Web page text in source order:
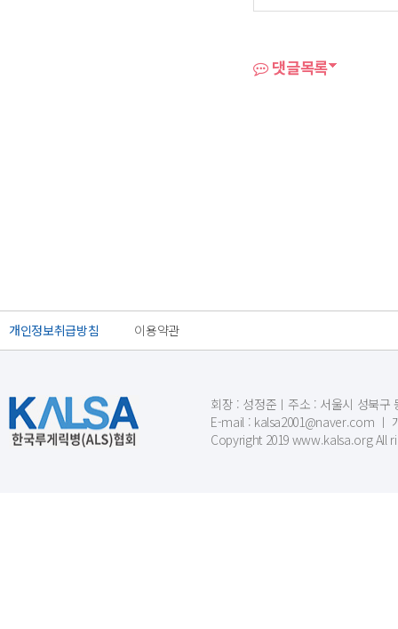
댓글목록
개인정보취급방침 이용약관
회장 : 성정준ㅣ주소 : 서울시 성북구
E-mail : kalsa2001@naver.com ㅣ
Copyright 2019 www.kalsa.org All